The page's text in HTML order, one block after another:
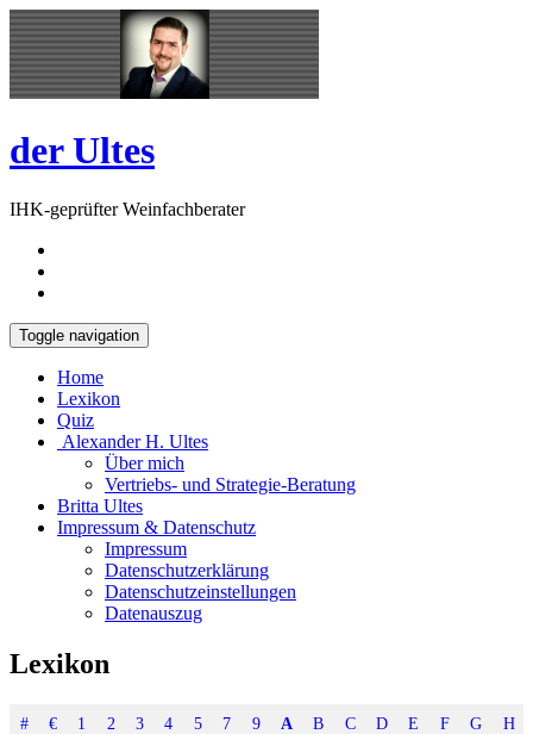
Skip
to
content
Open
Sidebar
der Ultes
IHK-geprüfter Weinfachberater
Toggle navigation
Home
Lexikon
Quiz
Alexander H. Ultes
Über mich
Vertriebs- und Strategie-Beratung
Britta Ultes
Impressum & Datenschutz
Impressum
Datenschutzerklärung
Datenschutzeinstellungen
Datenauszug
Lexikon
# € 1 2 3 4 5 7 9 A B C D E F G H